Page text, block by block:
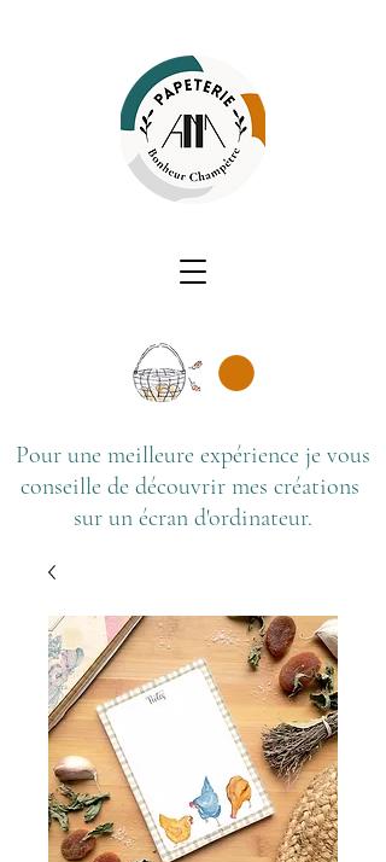
Pour une meilleure expérience je vous
conseille de découvrir mes créations
sur un écran d'ordinateur.